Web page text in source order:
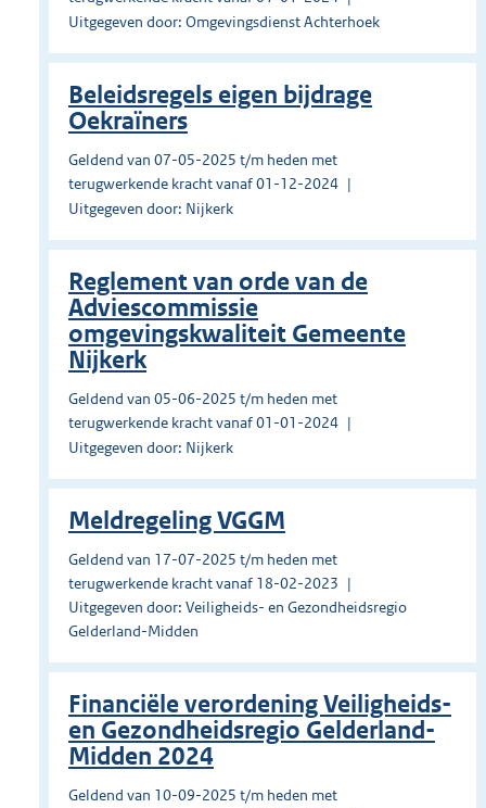
Uitgegeven door: Omgevingsdienst Achterhoek
Beleidsregels eigen bijdrage
Oekraïners
Geldend van 07-05-2025 t/m heden met
terugwerkende kracht vanaf 01-12-2024
Uitgegeven door: Nijkerk
Reglement van orde van de
Adviescommissie
omgevingskwaliteit Gemeente
Nijkerk
Geldend van 05-06-2025 t/m heden met
terugwerkende kracht vanaf 01-01-2024
Uitgegeven door: Nijkerk
Meldregeling VGGM
Geldend van 17-07-2025 t/m heden met
terugwerkende kracht vanaf 18-02-2023
Uitgegeven door: Veiligheids- en Gezondheidsregio
Gelderland-Midden
Financiële verordening Veiligheids-
en Gezondheidsregio Gelderland-
Midden 2024
Geldend van 10-09-2025 t/m heden met